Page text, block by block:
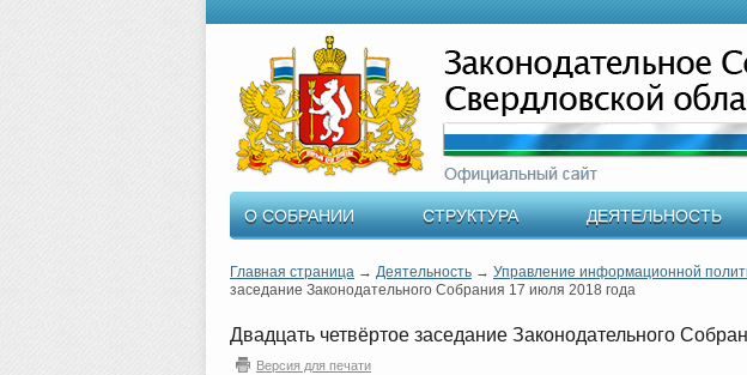
О СОБРАНИИ СТРУКТУРА ДЕЯТЕЛЬНОСТЬ
Главная страница → Деятельность → Управление информационной
заседание Законодательного Собрания 17 июля 2018 года
Двадцать четвёртое заседание Законодательного
Версия для печати